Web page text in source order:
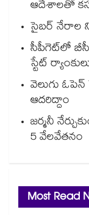
ఆదేశాలతో
సైబర్ నేరాల
సీపీగెట్‌‌‌‌‌‌‌‌‌‌‌‌‌‌‌‌లో బీసీ
స్టేట్‌‌‌‌‌‌‌‌‌‌‌‌‌‌‌‌
వెలుగు
ఆదరిద్దాం
జర్మనీ
5 వేలవేతనం
Most Read